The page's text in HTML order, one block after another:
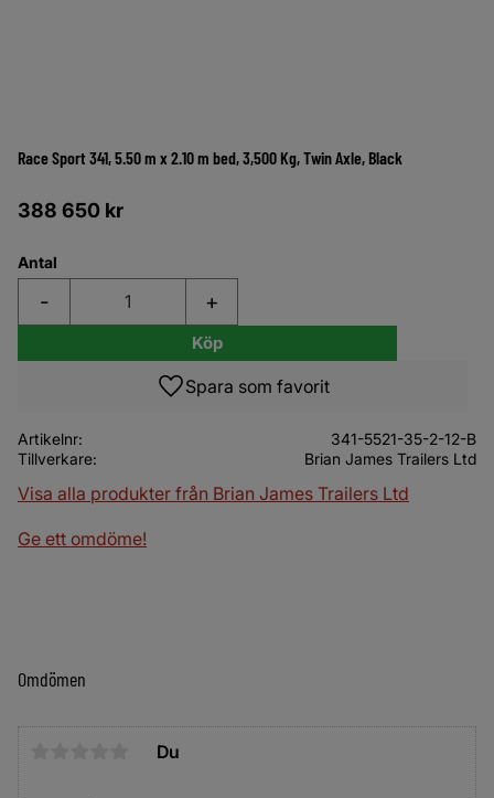
Race Sport 341, 5.50 m x 2.10 m bed, 3,500 Kg, Twin Axle, Black
388 650 kr
Antal
+
-
Köp
Lägg till i favoriter
Artikelnr
341-5521-35-2-12-B
Tillverkare
Brian James Trailers Ltd
Visa alla produkter från Brian James Trailers Ltd
Ge ett omdöme!
Omdömen
Du